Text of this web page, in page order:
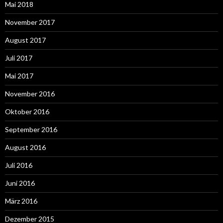
Mai 2018
November 2017
August 2017
Juli 2017
Mai 2017
November 2016
Oktober 2016
September 2016
August 2016
Juli 2016
Juni 2016
März 2016
Dezember 2015